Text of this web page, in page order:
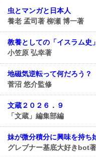
虫とマンガと日本人
養老 孟司著 柳瀬 博一著
教養としての「イスラム史
小笠原 弘幸著
地磁気逆転って何だろう？
菅沼 悠介監修
文蔵２０２６．９
「文蔵」編集部編
妹が微分積分に興味を持ち
グレブナー基底大好きbot著